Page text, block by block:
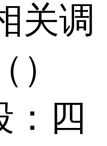
关调
：四